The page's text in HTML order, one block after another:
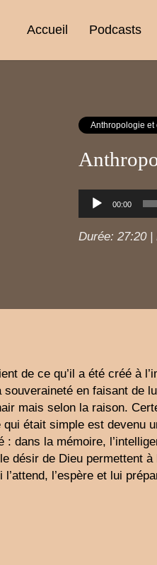
Accueil Podcasts
Anthropologie et
Lecteur
audio
00:00
Durée: 27:20|
de ce qu’il a été créé à
souveraineté en faisant de
mais selon la raison.
était simple est devenu
: dans la mémoire,
désir de Dieu permettent à
l’espère et lui